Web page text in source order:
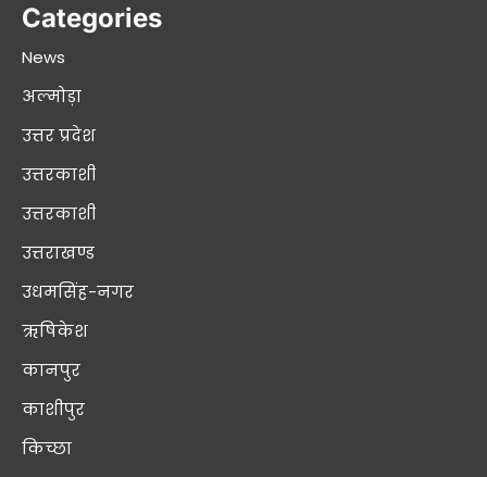
Categories
News
अल्मोड़ा
उत्तर प्रदेश
उत्तरकाशी
उत्तरकाशी
उत्तराखण्ड
उधमसिंह-नगर
ऋषिकेश
कानपुर
काशीपुर
किच्छा